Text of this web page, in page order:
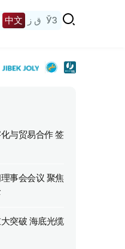
中文 ق ز ЎЗ
与贸易合作 签
事会会议 聚焦
突破 海底光缆